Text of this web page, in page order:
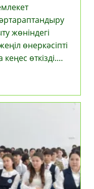
жөніндегі
өнеркәсіпті
өткізді.…